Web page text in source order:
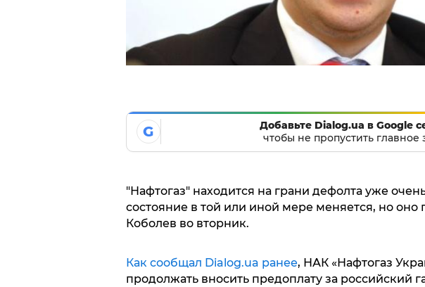
G
Добавьте Dialog.ua в Google
чтобы не пропустить главное
"Нафтогаз" находится на грани дефолта уже
состояние в той или иной мере меняется, но оно
Коболев во вторник.
Как сообщал Dialog.ua ранее, НАК «Нафтогаз
продолжать вносить предоплату за российский